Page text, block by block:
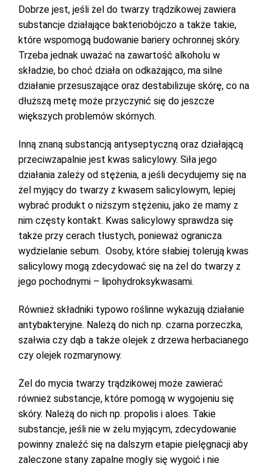
Dobrze jest, jeśli żel do twarzy trądzikowej zawiera
substancje działające bakteriobójczo a także takie,
które wspomogą budowanie bariery ochronnej skóry.
Trzeba jednak uważać na zawartość alkoholu w
składzie, bo choć działa on odkażająco, ma silne
działanie przesuszające oraz destabilizuje skórę, co na
dłuższą metę może przyczynić się do jeszcze
większych problemów skórnych.
Inną znaną substancją antyseptyczną oraz działającą
przeciwzapalnie jest kwas salicylowy. Siła jego
działania zależy od stężenia, a jeśli decydujemy się na
żel myjący do twarzy z kwasem salicylowym, lepiej
wybrać produkt o niższym stężeniu, jako że mamy z
nim częsty kontakt. Kwas salicylowy sprawdza się
także przy cerach tłustych, ponieważ ogranicza
wydzielanie sebum. Osoby, które słabiej tolerują kwas
salicylowy mogą zdecydować się na żel do twarzy z
jego pochodnymi – lipohydroksykwasami.
Również składniki typowo roślinne wykazują działanie
antybakteryjne. Należą do nich np. czarna porzeczka,
szałwia czy dąb a także olejek z drzewa herbacianego
czy olejek rozmarynowy.
Żel do mycia twarzy trądzikowej może zawierać
również substancje, które pomogą w wygojeniu się
skóry. Należą do nich np. propolis i aloes. Takie
substancje, jeśli nie w żelu myjącym, zdecydowanie
powinny znaleźć się na dalszym etapie pielęgnacji aby
zaleczone stany zapalne mogły się wygoić i nie